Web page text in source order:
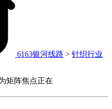
6163银河线路 > 针织行业
矩阵焦点正在